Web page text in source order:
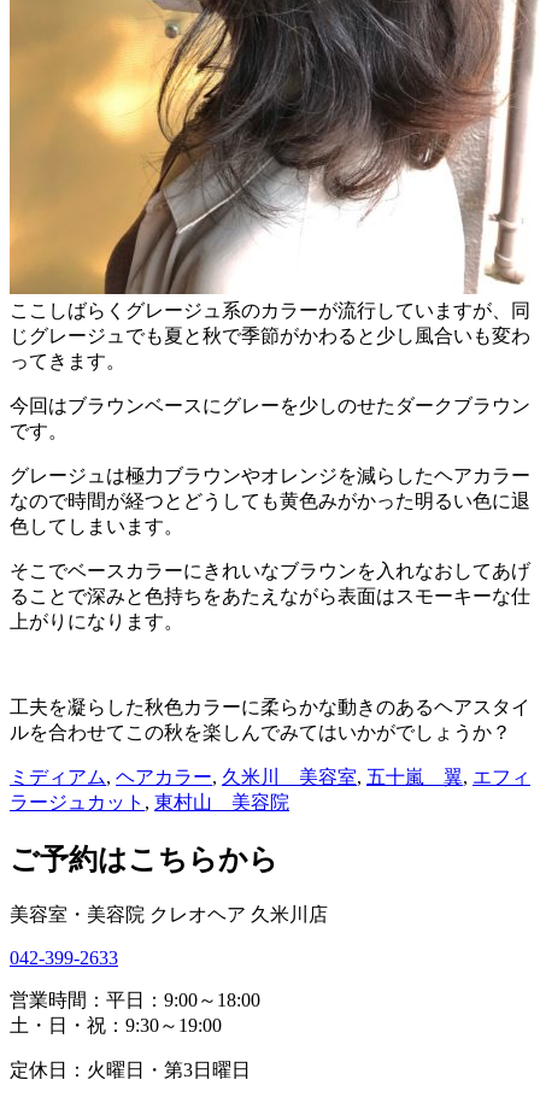
ここしばらくグレージュ系のカラーが流行していますが、同
じグレージュでも夏と秋で季節がかわると少し風合いも変わ
ってきます。
今回はブラウンベースにグレーを少しのせたダークブラウン
です。
グレージュは極力ブラウンやオレンジを減らしたヘアカラー
なので時間が経つとどうしても黄色みがかった明るい色に退
色してしまいます。
そこでベースカラーにきれいなブラウンを入れなおしてあげ
ることで深みと色持ちをあたえながら表面はスモーキーな仕
上がりになります。
工夫を凝らした秋色カラーに柔らかな動きのあるヘアスタイ
ルを合わせてこの秋を楽しんでみてはいかがでしょうか？
ミディアム, ヘアカラー, 久米川 美容室, 五十嵐 翼, エフィ
ラージュカット , 東村山 美容院
ご予約はこちらから
美容室・美容院 クレオヘア 久米川店
042-399-2633
営業時間：平日：9:00～18:00
土・日・祝：9:30～19:00
定休日：火曜日・第3日曜日